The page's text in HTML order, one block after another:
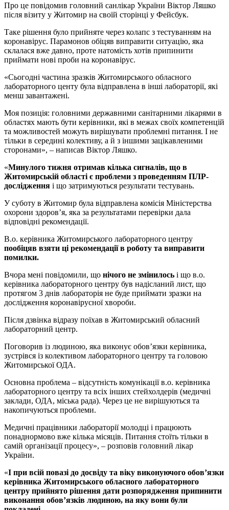
Про це повідомив головний санлікар України Віктор Ляшко
після візиту у Житомир на своїй сторінці у Фейсбук.
Таке рішення було прийняте через колапс з тестуванням на
коронавірус. Парамонов обіцяв виправити ситуацію, яка
склалася вже давно, проте натомість хотів припинити
приймати нові проби на коронавірус.
«Сьогодні частина зразків Житомирського обласного
лабораторного центу була відправлена в інші лабораторії, які
менш завантажені.
Моя позиція: головними державними санітарними лікарями в
областях мають бути керівники, які в межах своїх компетенцій
та можливостей можуть вирішувати проблемні питання. І не
тільки в середині колективу, а й з іншими зацікавленими
сторонами», – написав Віктор Ляшко.
«Минулого тижня отримав кілька сигналів, що в
Житомирській області є проблеми з проведенням ПЛР-
дослідження і що затримуються результати тестувань.
У суботу в Житомир була відправлена комісія Міністерства
охорони здоров’я, яка за результатами перевірки дала
відповідні рекомендації.
В.о. керівника Житомирського лабораторного центру
пообіцяв взяти ці рекомендації в роботу та виправити
помилки.
Вчора мені повідомили, що нічого не змінилось і що в.о.
керівника лабораторного центру був надісланий лист, що
протягом 3 днів лабораторія не буде приймати зразки на
дослідження коронавірусної хвороби.
Після дзвінка відразу поїхав в Житомирський обласний
лабораторний центр.
Поговорив із людиною, яка виконує обов’язки керівника,
зустрівся із колективом лабораторного центру та головою
Житомирської ОДА.
Основна проблема – відсутність комунікації в.о. керівника
лабораторного центру та всіх інших стейхолдерів (медичні
заклади, ОДА, міська рада). Через це не вирішуються та
накопичуються проблеми.
Медичні працівники лабораторії молодці і працюють
понаднормово вже кілька місяців. Питання стоїть тільки в
самій організації процесу», – розповів головний лікар
України.
«І при всій повазі до досвіду та віку виконуючого обов’язки
керівника Житомирського обласного лабораторного
центру прийнято рішення дати розпорядження припинити
виконання обов’язків людиною, на яку вони були